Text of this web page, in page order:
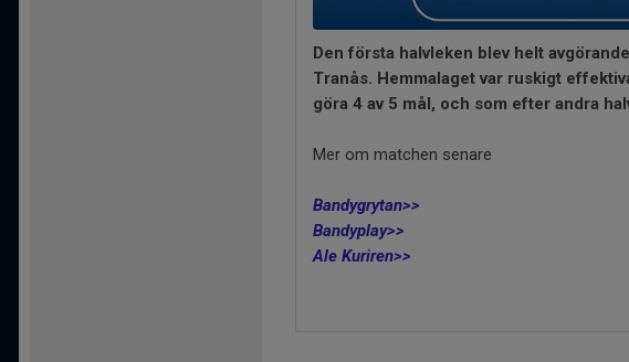
Den första halvleken blev helt
Tranås. Hemmalaget var ruskigt
göra 4 av 5 mål, och som efter andra
Mer om matchen senare
Bandygrytan>>
Bandyplay>>
Ale Kuriren>>